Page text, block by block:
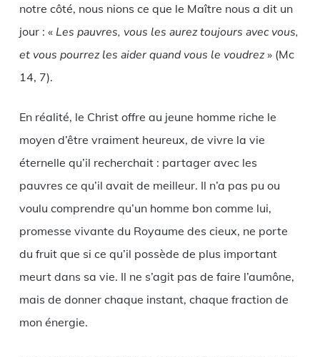
notre côté, nous nions ce que le Maître nous a dit un
jour : « Les pauvres, vous les aurez toujours avec vous,
et vous pourrez les aider quand vous le voudrez» (Mc
14, 7).
En réalité, le Christ offre au jeune homme riche le
moyen d’être vraiment heureux, de vivre la vie
éternelle qu’il recherchait : partager avec les
pauvres ce qu’il avait de meilleur. Il n’a pas pu ou
voulu comprendre qu’un homme bon comme lui,
promesse vivante du Royaume des cieux, ne porte
du fruit que si ce qu’il possède de plus important
meurt dans sa vie. Il ne s’agit pas de faire l’aumône,
mais de donner chaque instant, chaque fraction de
mon énergie.